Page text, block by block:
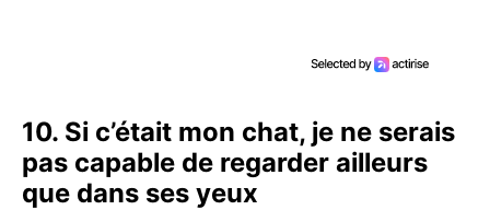
10. Si c’était mon chat, je ne serais
pas capable de regarder ailleurs
que dans ses yeux